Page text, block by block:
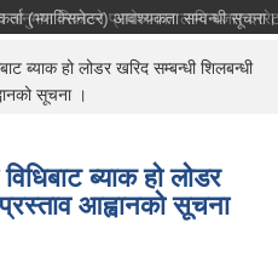
(भ्याक्सिनेटर) आवश्यकता सम्वन्धी सूचना।
ब्याक हो लोडर खरिद सम्बन्धी शिलबन्धी
सूचना ।
ब्याक हो लोडर
आह्वानको सूचना